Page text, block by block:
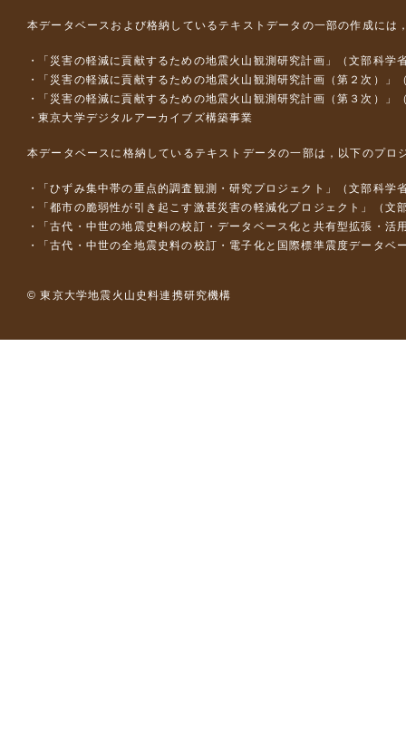
本データベースおよび格納しているテキストデータの一部の作成には
「災害の軽減に貢献するための地震火山観測研究計画」（文部科学
「災害の軽減に貢献するための地震火山観測研究計画（第２次）」
「災害の軽減に貢献するための地震火山観測研究計画（第３次）」
東京大学デジタルアーカイブズ構築事業
本データベースに格納しているテキストデータの一部は，以下のプロ
「ひずみ集中帯の重点的調査観測・研究プロジェクト」（文部科
「都市の脆弱性が引き起こす激甚災害の軽減化プロジェクト」（
「古代・中世の地震史料の校訂・データベース化と共有型拡張・
「古代・中世の全地震史料の校訂・電子化と国際標準震度データ
© 東京大学地震火山史料連携研究機構